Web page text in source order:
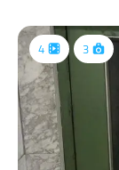
3
4